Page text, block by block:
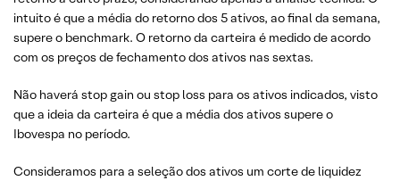
intuito é que a média do retorno dos 5 ativos, ao final da semana,
supere o benchmark. O retorno da carteira é medido de acordo
com os preços de fechamento dos ativos nas sextas.
Não haverá stop gain ou stop loss para os ativos indicados, visto
que a ideia da carteira é que a média dos ativos supere o
Ibovespa no período.
Consideramos para a seleção dos ativos um corte de liquidez